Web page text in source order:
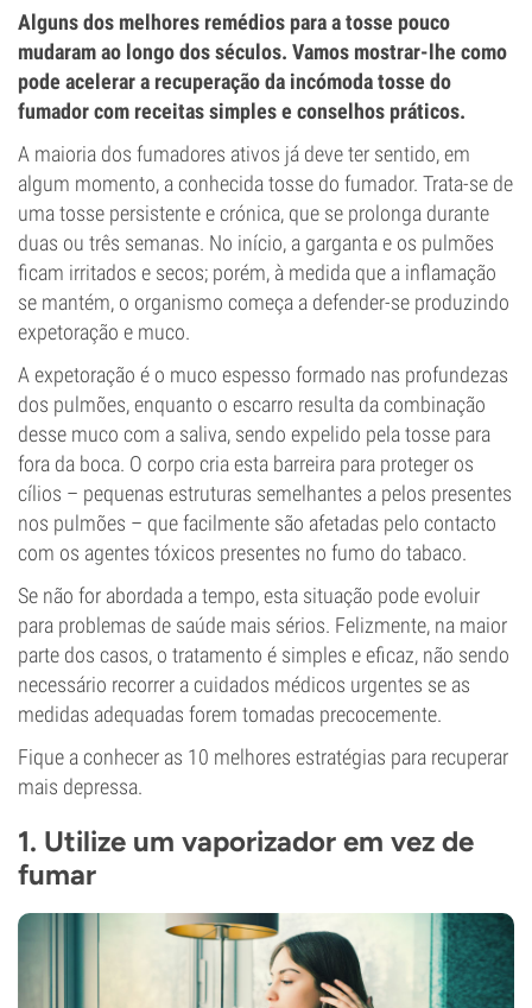
Alguns dos melhores remédios para a tosse pouco
mudaram ao longo dos séculos. Vamos mostrar-lhe como
pode acelerar a recuperação da incómoda tosse do
fumador com receitas simples e conselhos práticos.
A maioria dos fumadores ativos já deve ter sentido, em
algum momento, a conhecida tosse do fumador. Trata-se de
uma tosse persistente e crónica, que se prolonga durante
duas ou três semanas. No início, a garganta e os pulmões
ficam irritados e secos; porém, à medida que a inflamação
se mantém, o organismo começa a defender-se produzindo
expetoração e muco.
A expetoração é o muco espesso formado nas profundezas
dos pulmões, enquanto o escarro resulta da combinação
desse muco com a saliva, sendo expelido pela tosse para
fora da boca. O corpo cria esta barreira para proteger os
cílios – pequenas estruturas semelhantes a pelos presentes
nos pulmões – que facilmente são afetadas pelo contacto
com os agentes tóxicos presentes no fumo do tabaco.
Se não for abordada a tempo, esta situação pode evoluir
para problemas de saúde mais sérios. Felizmente, na maior
parte dos casos, o tratamento é simples e eficaz, não sendo
necessário recorrer a cuidados médicos urgentes se as
medidas adequadas forem tomadas precocemente.
Fique a conhecer as 10 melhores estratégias para recuperar
mais depressa.
1. Utilize um vaporizador em vez de
fumar